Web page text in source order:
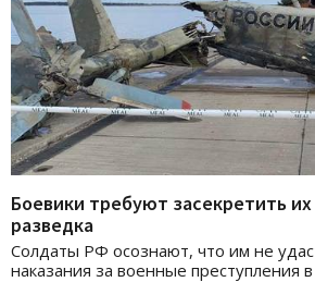
Боевики требуют засекретить
разведка
Солдаты РФ осознают, что им не
наказания за военные преступления